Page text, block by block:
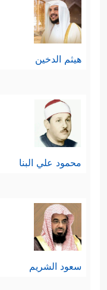
هيثم الدخين
محمود علي البنا
سعود الشريم